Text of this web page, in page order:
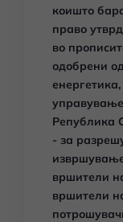
коишто
право
во
одобрени
Република
- за
вршители
вршители